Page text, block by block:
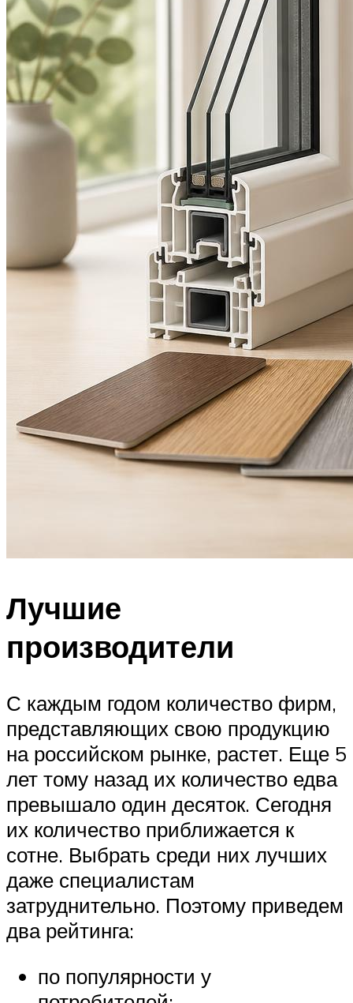
Лучшие
производители
С каждым годом количество фирм,
представляющих свою продукцию
на российском рынке, растет. Еще 5
лет тому назад их количество едва
превышало один десяток. Сегодня
их количество приближается к
сотне. Выбрать среди них лучших
даже специалистам
затруднительно. Поэтому приведем
два рейтинга:
по популярности у